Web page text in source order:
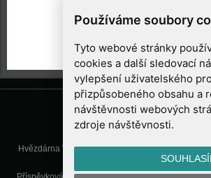
Používáme soubory
Tyto webové stránky
cookies a další sledovací
vylepšení uživatelského
přizpůsobeného obsahu a
návštěvnosti webových
zdroje návštěvnosti.
TECHNIKA A KOSMICKÉ
TECHNOLOGIE
Hvězdárna Valašské Meziříčí, příspěvková
01 Valašské Meziříčí